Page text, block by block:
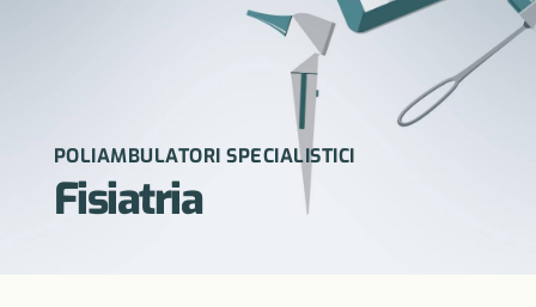
POLIAMBULATORI SPECIALISTICI
Fisiatria